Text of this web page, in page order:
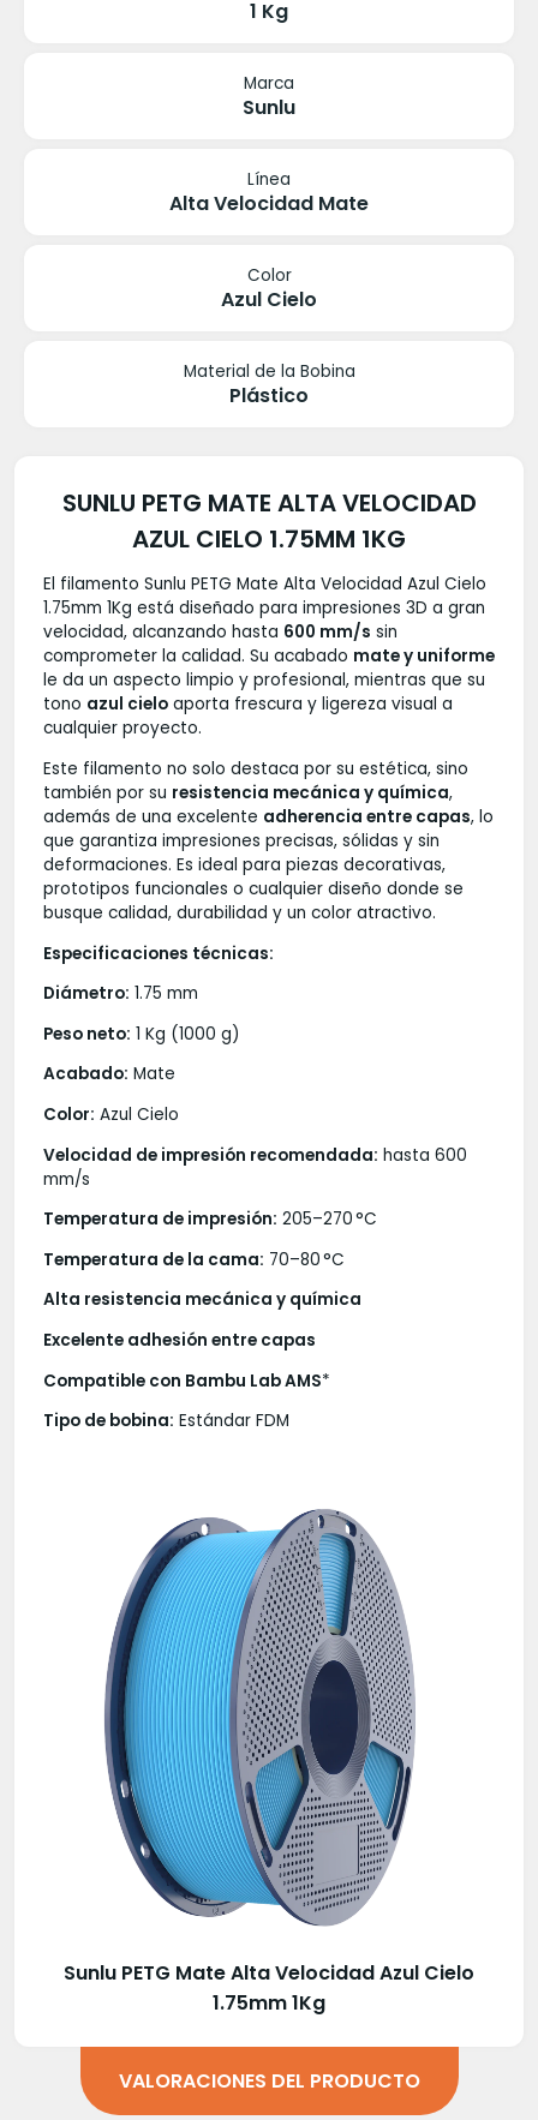
1 Kg
Marca
Sunlu
Línea
Alta Velocidad Mate
Color
Azul Cielo
Material de la Bobina
Plástico
SUNLU PETG MATE ALTA VELOCIDAD
AZUL CIELO 1.75MM 1KG
El filamento Sunlu PETG Mate Alta Velocidad Azul Cielo
1.75mm 1Kg está diseñado para impresiones 3D a gran
velocidad, alcanzando hasta 600 mm/s sin
comprometer la calidad. Su acabado mate y uniforme
le da un aspecto limpio y profesional, mientras que su
tono azul cielo aporta frescura y ligereza visual a
cualquier proyecto.
Este filamento no solo destaca por su estética, sino
también por su resistencia mecánica y química,
además de una excelente adherencia entre capas, lo
que garantiza impresiones precisas, sólidas y sin
deformaciones. Es ideal para piezas decorativas,
prototipos funcionales o cualquier diseño donde se
busque calidad, durabilidad y un color atractivo.
Especificaciones técnicas:
Diámetro: 1.75 mm
Peso neto: 1 Kg (1000 g)
Acabado: Mate
Color: Azul Cielo
Velocidad de impresión recomendada: hasta 600
mm/s
Temperatura de impresión: 205–270 °C
Temperatura de la cama: 70–80 °C
Alta resistencia mecánica y química
Excelente adhesión entre capas
Compatible con Bambu Lab AMS*
Tipo de bobina: Estándar FDM
Sunlu PETG Mate Alta Velocidad Azul Cielo
1.75mm 1Kg
VALORACIONES DEL PRODUCTO